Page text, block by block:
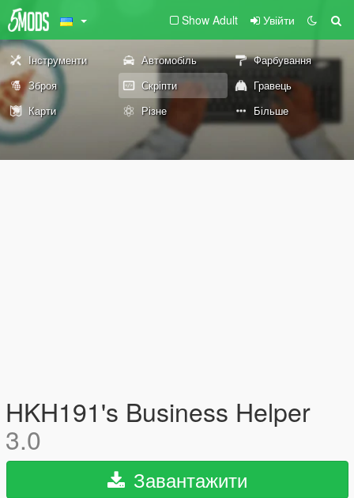
Show Adult Увійти
Інструменти Автомобіль
Фарбування
Зброя
Скріпти
Гравець
Карти
Різне Більше
HKH191's Business Helper
3.0
Завантажити